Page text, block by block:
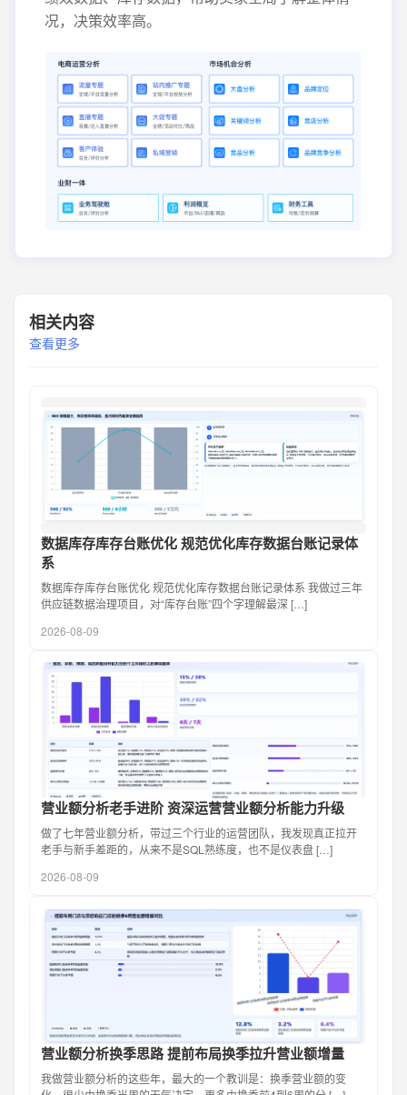
况，决策效率高。
相关内容
查看更多
数据库存库存台账优化 规范优化库存数据台账记录体
系
数据库存库存台账优化 规范优化库存数据台账记录体系 我做过三年
供应链数据治理项目，对“库存台账”四个字理解最深 […]
2026-08-09
营业额分析老手进阶 资深运营营业额分析能力升级
做了七年营业额分析，带过三个行业的运营团队，我发现真正拉开
老手与新手差距的，从来不是SQL熟练度，也不是仪表盘 […]
2026-08-09
营业额分析换季思路 提前布局换季拉升营业额增量
我做营业额分析的这些年，最大的一个教训是：换季营业额的变